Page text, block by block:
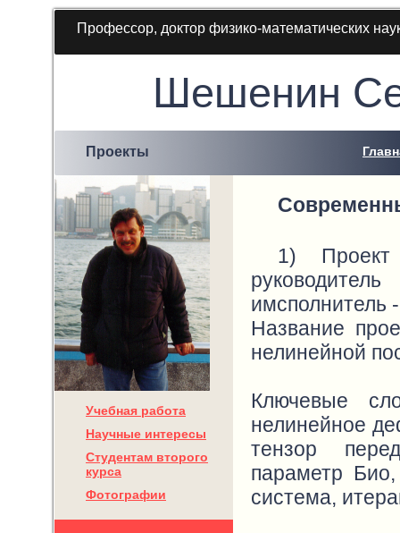
Профессор, доктор физико-математических
Шешенин
Проекты
Учебная работа
Научные интересы
Студентам второго
курса
Фотографии
1)
имсполнитель
Название
нелинейной
Ключевые
нелинейное
тензор
параметр
система,